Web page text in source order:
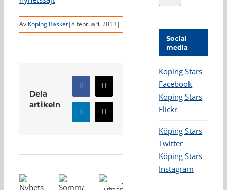
Av Köping Basket|8 februari, 2013 |
Dela
artikeln
Facebook
X
LinkedInE-
post
Social
media
Köping Stars
Facebook
Köping Stars
Flickr
Köping Stars
Twitter
Köping Stars
Instagram